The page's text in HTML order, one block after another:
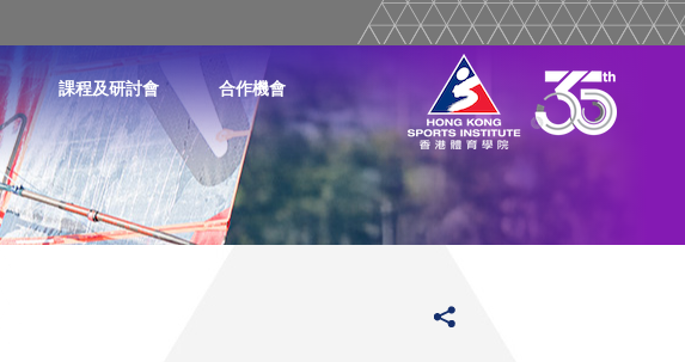
課程及研討會 合作機會